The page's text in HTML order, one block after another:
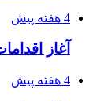
4 هفته پیش
آغاز
4 هفته پیش